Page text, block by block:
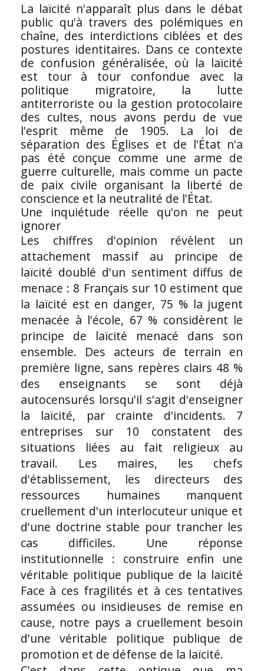
La laïcité n'apparaît plus dans le débat
public qu'à travers des polémiques en
chaîne, des interdictions ciblées et des
postures identitaires. Dans ce contexte
de confusion généralisée, où la laïcité
est tour à tour confondue avec la
politique migratoire, la lutte
antiterroriste ou la gestion protocolaire
des cultes, nous avons perdu de vue
l'esprit même de 1905. La loi de
séparation des Églises et de l'État n'a
pas été conçue comme une arme de
guerre culturelle, mais comme un pacte
de paix civile organisant la liberté de
conscience et la neutralité de l'État.
Une inquiétude réelle qu'on ne peut
ignorer
Les chiffres d'opinion révèlent un
attachement massif au principe de
laïcité doublé d'un sentiment diffus de
menace : 8 Français sur 10 estiment que
la laïcité est en danger, 75 % la jugent
menacée à l'école, 67 % considèrent le
principe de laïcité menacé dans son
ensemble. Des acteurs de terrain en
première ligne, sans repères clairs 48 %
des enseignants se sont déjà
autocensurés lorsqu'il s'agit d'enseigner
la laïcité, par crainte d'incidents. 7
entreprises sur 10 constatent des
situations liées au fait religieux au
travail. Les maires, les chefs
d'établissement, les directeurs des
ressources humaines manquent
cruellement d'un interlocuteur unique et
d'une doctrine stable pour trancher les
cas difficiles. Une réponse
institutionnelle : construire enfin une
véritable politique publique de la laïcité
Face à ces fragilités et à ces tentatives
assumées ou insidieuses de remise en
cause, notre pays a cruellement besoin
d'une véritable politique publique de
promotion et de défense de la laïcité.